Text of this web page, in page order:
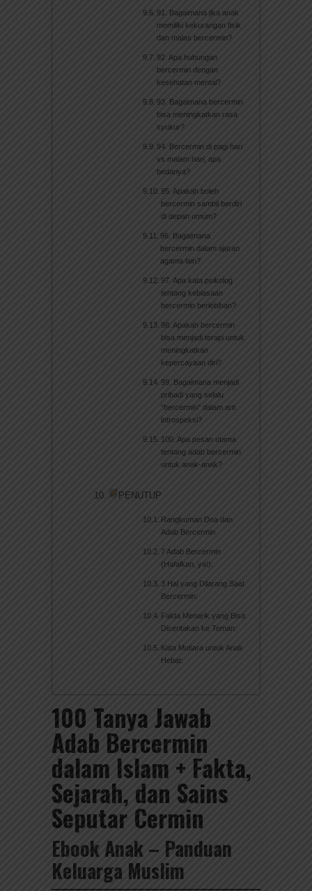
91. Bagaimana jika anak
memiliki kekurangan fisik
dan malas bercermin?
92. Apa hubungan
bercermin dengan
kesehatan mental?
93. Bagaimana bercermin
bisa meningkatkan rasa
syukur?
94. Bercermin di pagi hari
vs malam hari, apa
bedanya?
95. Apakah boleh
bercermin sambil berdiri
di depan umum?
96. Bagaimana
bercermin dalam ajaran
agama lain?
97. Apa kata psikolog
tentang kebiasaan
bercermin berlebihan?
98. Apakah bercermin
bisa menjadi terapi untuk
meningkatkan
kepercayaan diri?
99. Bagaimana menjadi
pribadi yang selalu
“bercermin” dalam arti
introspeksi?
100. Apa pesan utama
tentang adab bercermin
untuk anak-anak?
PENUTUP
Rangkuman Doa dan
Adab Bercermin
7 Adab Bercermin
(Hafalkan, ya!):
3 Hal yang Dilarang Saat
Bercermin:
Fakta Menarik yang Bisa
Diceritakan ke Teman:
Kata Mutiara untuk Anak
Hebat:
100 Tanya Jawab
Adab Bercermin
dalam Islam + Fakta,
Sejarah, dan Sains
Seputar Cermin
Ebook Anak – Panduan
Keluarga Muslim